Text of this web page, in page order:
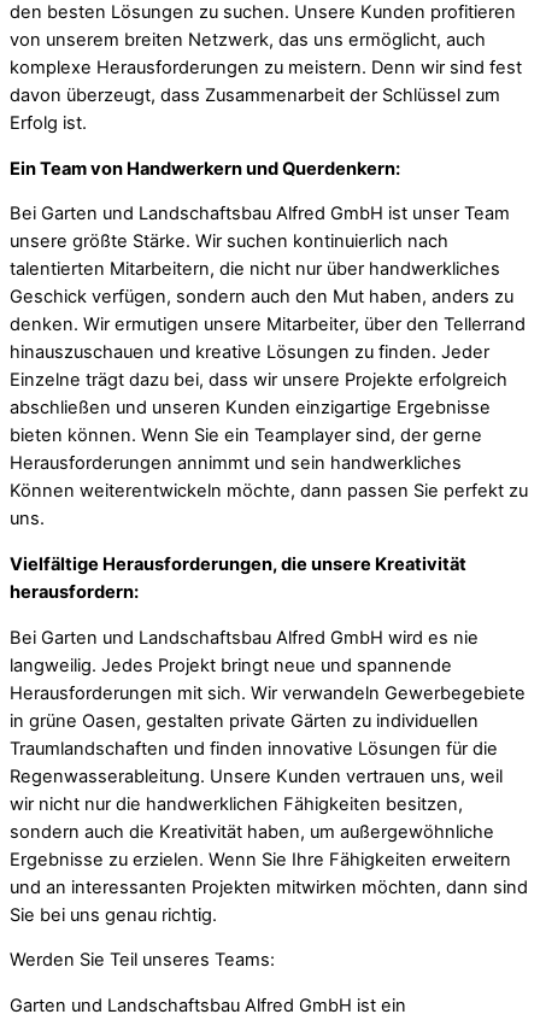
den besten Lösungen zu suchen. Unsere Kunden profitieren
von unserem breiten Netzwerk, das uns ermöglicht, auch
komplexe Herausforderungen zu meistern. Denn wir sind fest
davon überzeugt, dass Zusammenarbeit der Schlüssel zum
Erfolg ist.
Ein Team von Handwerkern und Querdenkern:
Bei Garten und Landschaftsbau Alfred GmbH ist unser Team
unsere größte Stärke. Wir suchen kontinuierlich nach
talentierten Mitarbeitern, die nicht nur über handwerkliches
Geschick verfügen, sondern auch den Mut haben, anders zu
denken. Wir ermutigen unsere Mitarbeiter, über den Tellerrand
hinauszuschauen und kreative Lösungen zu finden. Jeder
Einzelne trägt dazu bei, dass wir unsere Projekte erfolgreich
abschließen und unseren Kunden einzigartige Ergebnisse
bieten können. Wenn Sie ein Teamplayer sind, der gerne
Herausforderungen annimmt und sein handwerkliches
Können weiterentwickeln möchte, dann passen Sie perfekt zu
uns.
Vielfältige Herausforderungen, die unsere Kreativität
herausfordern:
Bei Garten und Landschaftsbau Alfred GmbH wird es nie
langweilig. Jedes Projekt bringt neue und spannende
Herausforderungen mit sich. Wir verwandeln Gewerbegebiete
in grüne Oasen, gestalten private Gärten zu individuellen
Traumlandschaften und finden innovative Lösungen für die
Regenwasserableitung. Unsere Kunden vertrauen uns, weil
wir nicht nur die handwerklichen Fähigkeiten besitzen,
sondern auch die Kreativität haben, um außergewöhnliche
Ergebnisse zu erzielen. Wenn Sie Ihre Fähigkeiten erweitern
und an interessanten Projekten mitwirken möchten, dann sind
Sie bei uns genau richtig.
Werden Sie Teil unseres Teams:
Garten und Landschaftsbau Alfred GmbH ist ein